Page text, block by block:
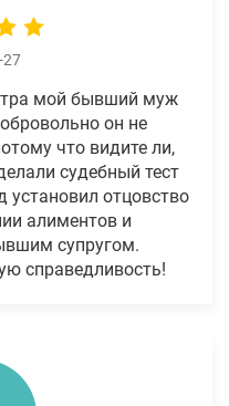
27
мой бывший муж
он не
что видите ли,
судебный тест
установил отцовство
алиментов и
супругом.
справедливость!